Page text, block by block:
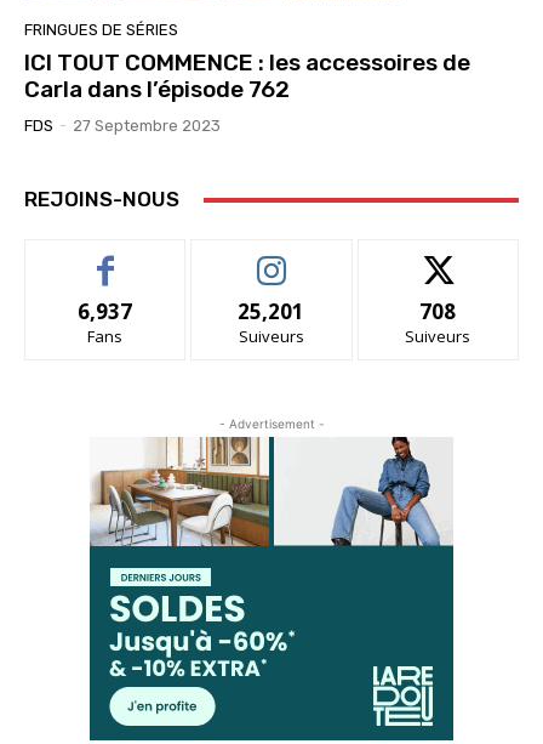
FRINGUES DE SÉRIES
ICI TOUT COMMENCE : les accessoires de
Carla dans l’épisode 762
FDS - 27 Septembre 2023
REJOINS-NOUS
6,937
Fans
25,201
Suiveurs
708
Suiveurs
- Advertisement -